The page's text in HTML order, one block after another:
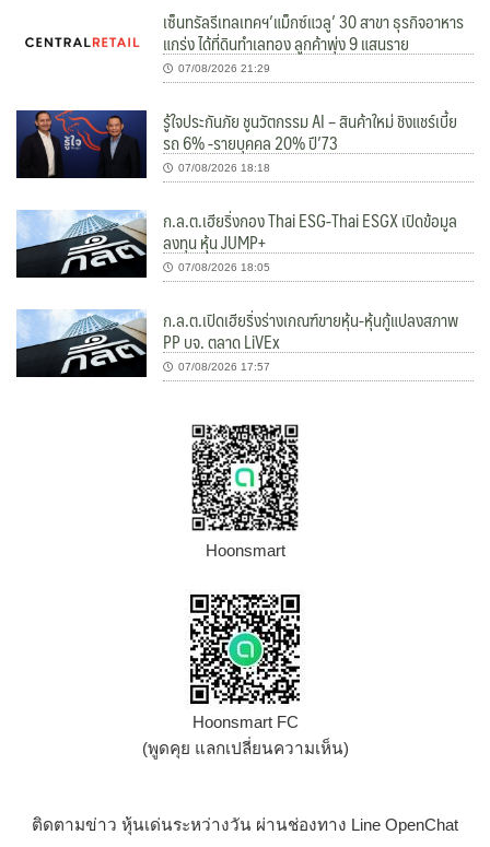
เซ็นทรัลรีเทลเทคฯ’แม็กซ์แวลู’ 30 สาขา ธุรกิจอาหาร
แกร่ง ได้ที่ดินทำเลทอง ลูกค้าพุ่ง 9 แสนราย
07/08/2026 21:29
รู้ใจประกันภัย ชูนวัตกรรม AI – สินค้าใหม่ ชิงแชร์เบี้ย
รถ 6% -รายบุคคล 20% ปี’73
07/08/2026 18:18
ก.ล.ต.เฮียริ่งกอง Thai ESG-Thai ESGX เปิดข้อมูล
ลงทุน หุ้น JUMP+
07/08/2026 18:05
ก.ล.ต.เปิดเฮียริ่งร่างเกณฑ์ขายหุ้น-หุ้นกู้แปลงสภาพ
PP บจ. ตลาด LiVEx
07/08/2026 17:57
Hoonsmart
Hoonsmart FC
(พูดคุย แลกเปลี่ยนความเห็น)
ติดตามข่าว หุ้นเด่นระหว่างวัน ผ่านช่องทาง Line OpenChat